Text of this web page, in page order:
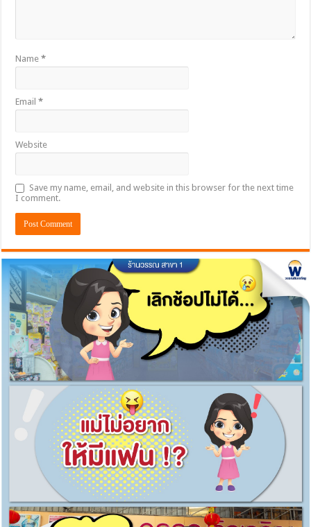
Name*
Email*
Website
Save my name, email, and website in this browser for the next time
I comment.